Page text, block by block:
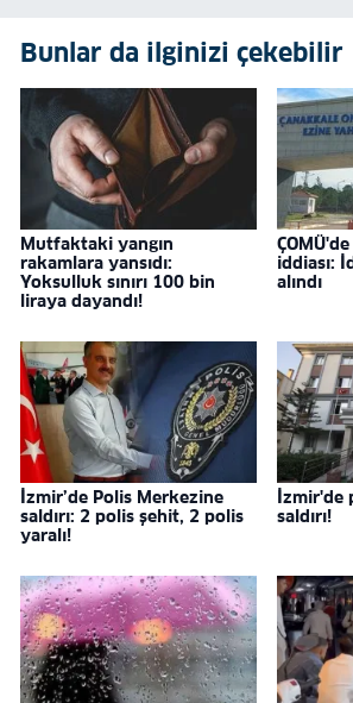
Bunlar da ilginizi çekebilir
Mutfaktaki yangın
rakamlara yansıdı:
Yoksulluk sınırı 100 bin
liraya dayandı!
iddiası:
alındı
İzmir’de Polis Merkezine
saldırı: 2 polis şehit, 2 polis
yaralı!
İzmir'de
saldırı!